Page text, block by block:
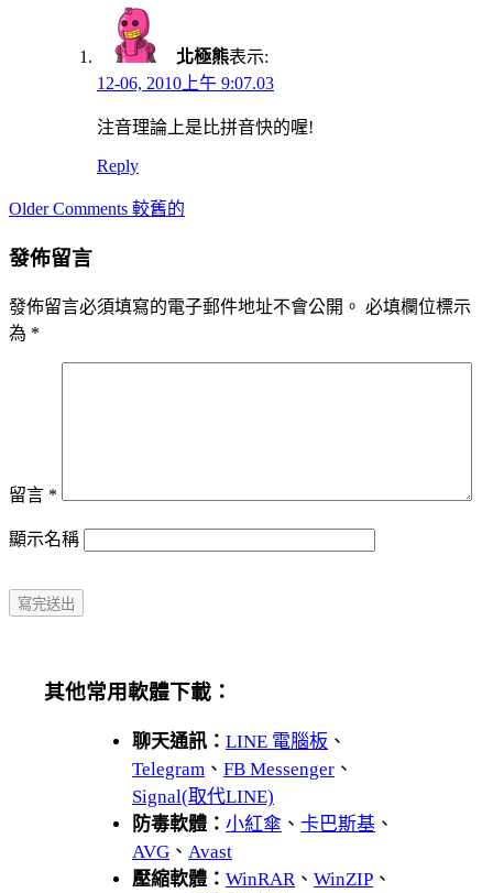
北極熊表示:
12-06, 2010上午 9:07.03
注音理論上是比拼音快的喔!
Reply
Comment
Older Comments 較舊的
發佈留言
發佈留言必須填寫的電子郵件地址不會公開。 必填欄位標示
為 *
留言 *
顯示名稱
其他常用軟體下載：
聊天通訊： LINE 電腦板 、
Telegram 、 FB Messenger 、
Signal(取代LINE)
防毒軟體： 小紅傘 、 卡巴斯基 、
AVG 、 Avast
壓縮軟體： WinRAR、 WinZIP 、